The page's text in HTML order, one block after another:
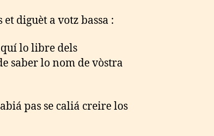
diguèt a votz bassa :
lo libre dels
saber lo nom de vòstra
pas se caliá creire los